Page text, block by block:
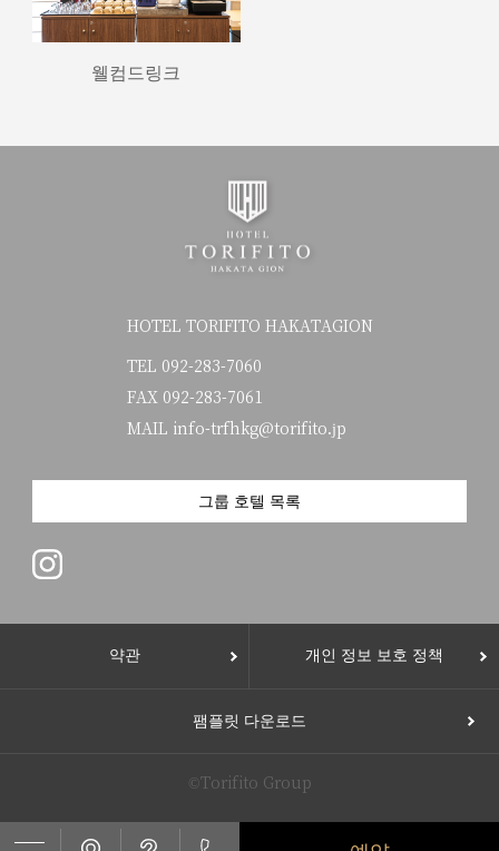
웰컴드링크
HOTEL TORIFITO HAKATAGION
TEL 092-283-7060
FAX 092-283-7061
MAIL info-trfhkg@torifito.jp
그룹 호텔 목록
©Torifito Group
약관 개인 정보 보호 정책
팸플릿 다운로드